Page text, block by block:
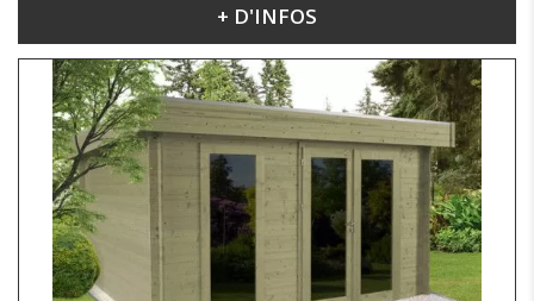
DIMENSIONS : 4.40 X 3.80 M+ D'INFOS